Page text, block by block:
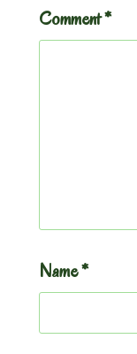
Comment*
Name*